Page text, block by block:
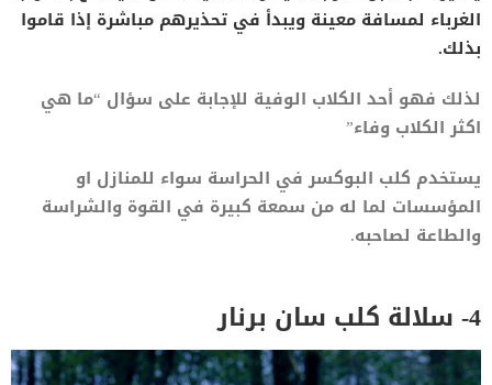
الغرباء لمسافة معينة ويبدأ في تحذيرهم مباشرة إذا قاموا
بذلك.
لذلك فهو أحد الكلاب الوفية للإجابة على سؤال “ما هي
اكثر الكلاب وفاء”
يستخدم كلب البوكسر في الحراسة سواء للمنازل او
المؤسسات لما له من سمعة كبيرة في القوة والشراسة
والطاعة لصاحبه.
4- سلالة كلب سان برنار